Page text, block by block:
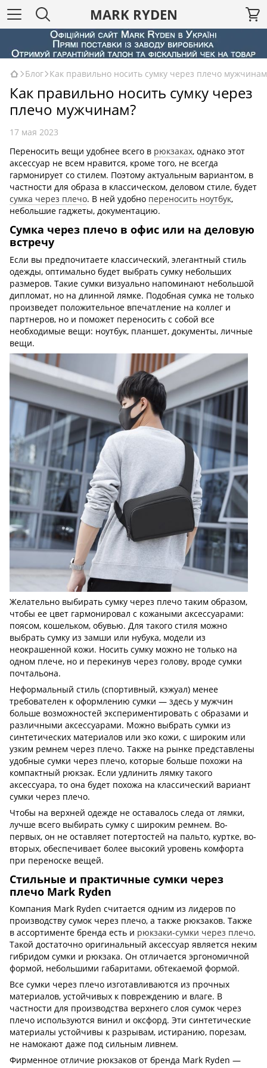
MARK RYDEN
Блог Как правильно носить сумку через плечо
Как правильно носить сумку через
плечо мужчинам?
17 мая 2023
Переносить вещи удобнее всего в рюкзаках, однако этот
аксессуар не всем нравится, кроме того, не всегда
гармонирует со стилем. Поэтому актуальным вариантом, в
частности для образа в классическом, деловом стиле, будет
сумка через плечо. В ней удобно переносить ноутбук,
небольшие гаджеты, документацию.
Сумка через плечо в офис или на деловую
встречу
Если вы предпочитаете классический, элегантный стиль
одежды, оптимально будет выбрать сумку небольших
размеров. Такие сумки визуально напоминают небольшой
дипломат, но на длинной лямке. Подобная сумка не только
произведет положительное впечатление на коллег и
партнеров, но и поможет переносить с собой все
необходимые вещи: ноутбук, планшет, документы, личные
вещи.
Желательно выбирать сумку через плечо таким образом,
чтобы ее цвет гармонировал с кожаными аксессуарами:
поясом, кошельком, обувью. Для такого стиля можно
выбрать сумку из замши или нубука, модели из
неокрашенной кожи. Носить сумку можно не только на
одном плече, но и перекинув через голову, вроде сумки
почтальона.
Неформальный стиль (спортивный, кэжуал) менее
требователен к оформлению сумки — здесь у мужчин
больше возможностей экспериментировать с образами и
различными аксессуарами. Можно выбрать сумки из
синтетических материалов или эко кожи, с широким или
узким ремнем через плечо. Также на рынке представлены
удобные сумки через плечо, которые больше похожи на
компактный рюкзак. Если удлинить лямку такого
аксессуара, то она будет похожа на классический вариант
сумки через плечо.
Чтобы на верхней одежде не оставалось следа от лямки,
лучше всего выбирать сумку с широким ремнем. Во-
первых, он не оставляет потертостей на пальто, куртке, во-
вторых, обеспечивает более высокий уровень комфорта
при переноске вещей.
Стильные и практичные сумки через
плечо Mark Ryden
Компания Mark Ryden считается одним из лидеров по
производству сумок через плечо, а также рюкзаков. Также
в ассортименте бренда есть и рюкзаки-сумки через плечо.
Такой достаточно оригинальный аксессуар является неким
гибридом сумки и рюкзака. Он отличается эргономичной
формой, небольшими габаритами, обтекаемой формой.
Все сумки через плечо изготавливаются из прочных
материалов, устойчивых к повреждению и влаге. В
частности для производства верхнего слоя сумок через
плечо используются винил и оксфорд. Эти синтетические
материалы устойчивы к разрывам, истиранию, порезам,
не намокают даже под сильным ливнем.
Фирменное отличие рюкзаков от бренда Mark Ryden —